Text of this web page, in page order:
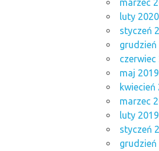
marzec
luty 2020
styczeń
grudzień
czerwiec
maj 2019
kwiecień
marzec
luty 2019
styczeń
grudzień